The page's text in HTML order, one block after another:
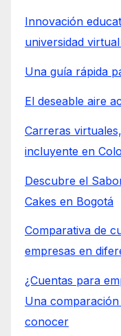
Innovación
universidad
Una guía rápida
El deseable aire
Carreras
incluyente en
Descubre el
Cakes en Bogotá
Comparativa de
empresas en
¿Cuentas para
Una
conocer